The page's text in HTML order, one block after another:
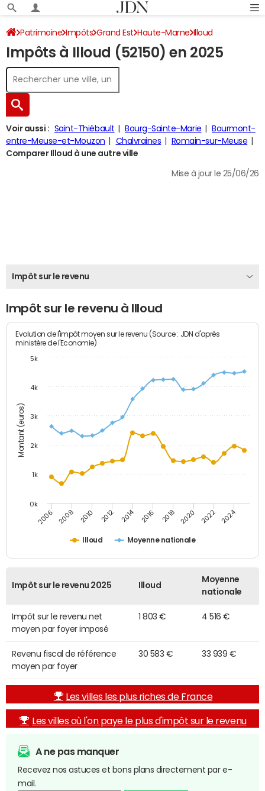
Patrimoine Impôts Grand Est Haute-Marne Illoud
Impôt sur le revenu
Impôts à Illoud (52150) en 2025
Voir aussi : Saint-Thiébault Bourg-Sainte-Marie
Bourmont-
entre-Meuse-et-Mouzon
Chalvraines
Romain-sur-Meuse
Comparer Illoud à une autre ville
Mise à jour le 25/06/26
Impôt sur le revenu
Impôt sur le revenu à Illoud
Montant (euros)
Evolution de l'impôt moyen sur le revenu (Source : JDN d'après
ministère de l'Economie)
Illoud Moyenne nationale
2006 2008 2010 2012 2014 2016 2018 2020 2022 2024
0k
1k
2k
3k
4k
5k
Impôt sur le revenu 2025 Illoud
Moyenne
nationale
Impôt sur le revenu net
moyen par foyer imposé
1 803 € 4 516 €
Revenu fiscal de référence
moyen par foyer
30 583 € 33 939 €
Les villes les plus riches de France
Les villes où l'on paye le plus d'impôt sur le revenu
A ne pas manquer
Recevez nos astuces et bons plans directement par e-
mail.